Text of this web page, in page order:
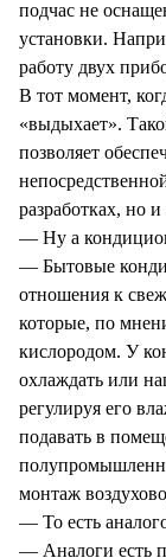
подчас не
установки.
работу двух
В тот момент,
«выдыхает».
позволяет
разработках, но
— Ну а
— Бытовые
отношения к
которые, по
кислородом. У
охлаждать или
регулируя его
подавать в
монтаж
— То есть
— Аналоги есть